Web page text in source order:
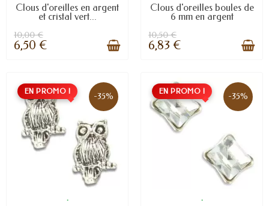
Clous d'oreilles en argent
et cristal vert...
10,00 €
6,50 €
Clous d'oreilles boules de
6 mm en argent
10,50 €
6,83 €
EN PROMO ! -35%
.
EN PROMO ! -35%
.